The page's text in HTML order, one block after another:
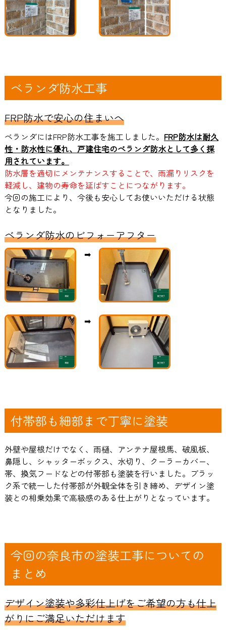
ベランダ防水工事
FRP防水で安心の住まいへ
ベランダにはFRP防水工事を施工しました。 FRP防水は耐久
性・防水性に優れ、戸建住宅のベランダ防水として多く採
用されています。
防水層を適切にメンテナンスすることで、雨漏りリスクを
軽減し、建物の寿命を延ばすことにつながります。
今回の施工により、今後も安心してお使いいただける状態
となりました。
ベランダ防水のビフォーアフター
➡
➡
付帯部も細部まで丁寧に塗装
外壁や屋根だけでなく、雨樋、アンテナ屋根馬、破風板、
鼻隠し、シャッターボックス、水切り、クーラーカバー、
帯、換気フードなどの付帯部も塗装を行いました。ブラッ
ク系で統一した付帯部が外観全体を引き締め、デザイン塗
装との相乗効果で高級感のある仕上がりとなっています。
今回の奈良市の塗装工事についての
まとめ
デザイン塗装や多彩仕上げをご希望の方も仕上
がりにご満足いただけます